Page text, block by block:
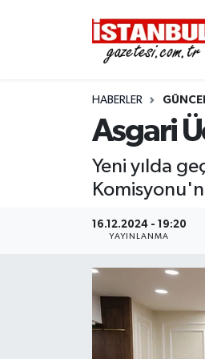
HABERLER
Asgari
Yeni yılda
16.12.2024 - 19:20
YAYINLANMA
EKONOMİ
İSTANBUL
MAGAZİN
KÜLTÜR SANAT
Nöbetçi Eczaneler
Hava Durumu
Trafik Durumu
Süper Lig Puan Durumu
Tüm Manşetler
Son Dakika Haberleri
Haber Arşivi